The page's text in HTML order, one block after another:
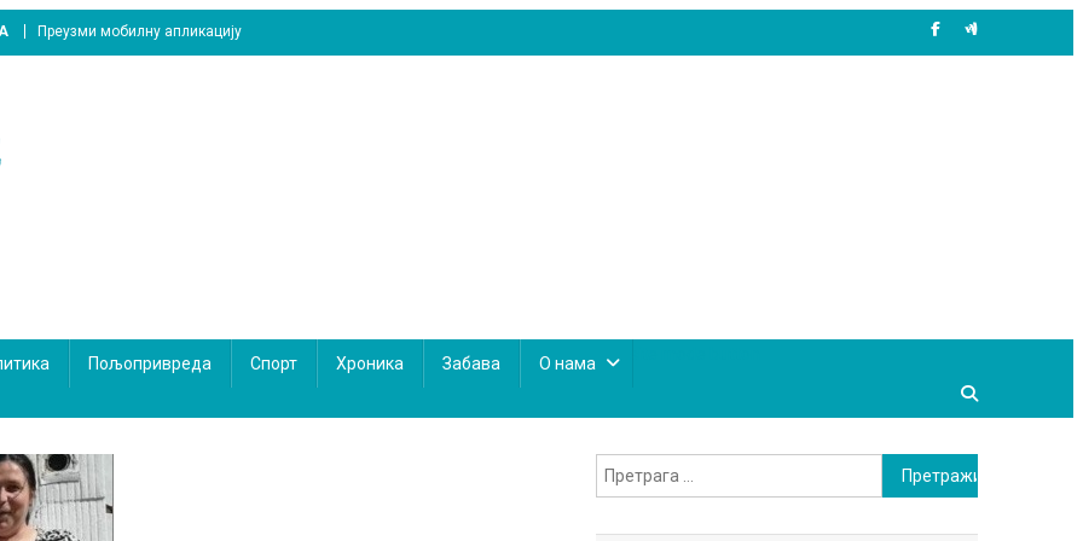
Преузми мобилну апликацију
Пољопривреда Спорт Хроника Забава О нама
Претрага
за: